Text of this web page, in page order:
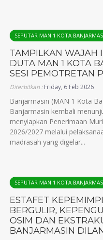
SEPUTAR MAN 1 KOTA
TAMPILKAN WAJAH
DUTA MAN 1 KOTA
SESI PEMOTRETAN
Diterbitkan :Friday, 6 Feb 2026
Banjarmasin (MAN 1 Kota
Banjarmasin kembali
menyiapkan Penerimaan
2026/2027 melalui
madrasah yang digelar...
SEPUTAR MAN 1 KOTA
ESTAFET
BERGULIR,
OSIM DAN
BANJARMASIN